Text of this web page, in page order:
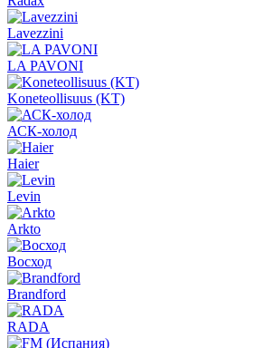
Lavezzini
LA PAVONI
Koneteollisuus (KT)
АСК-холод
Haier
Levin
Arkto
Восход
Brandford
RADA